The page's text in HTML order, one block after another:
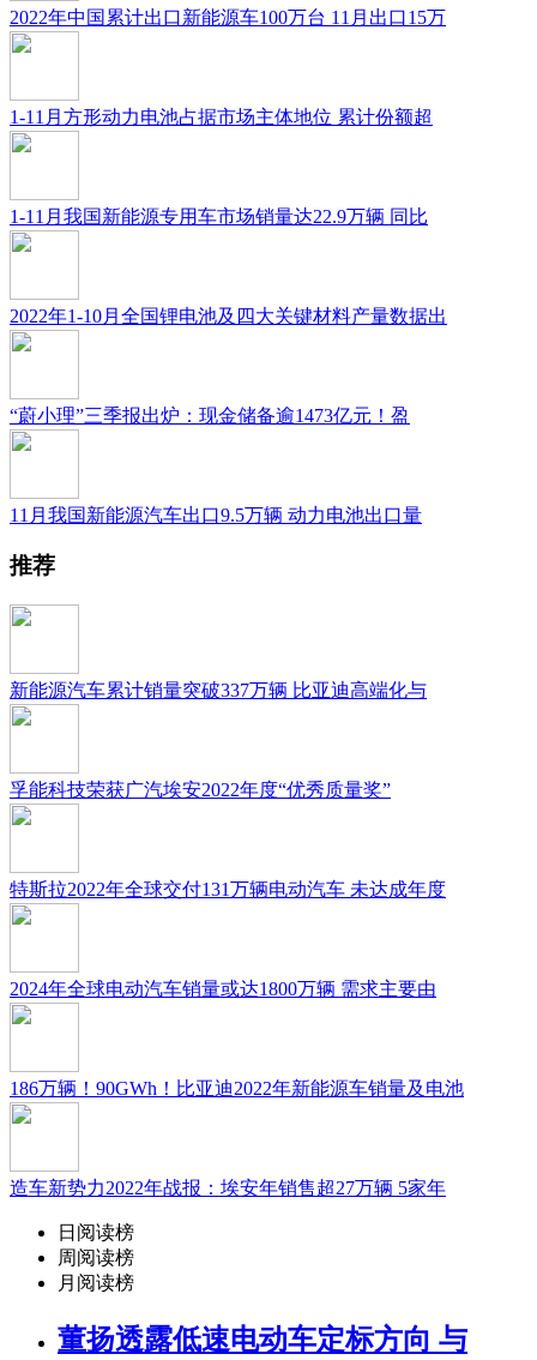
2022年中国累计出口新能源车100万台 11月出口15万
1-11月方形动力电池占据市场主体地位 累计份额超
1-11月我国新能源专用车市场销量达22.9万辆 同比
2022年1-10月全国锂电池及四大关键材料产量数据出
“蔚小理”三季报出炉：现金储备逾1473亿元！盈
11月我国新能源汽车出口9.5万辆 动力电池出口量
推荐
新能源汽车累计销量突破337万辆 比亚迪高端化与
孚能科技荣获广汽埃安2022年度“优秀质量奖”
特斯拉2022年全球交付131万辆电动汽车 未达成年度
2024年全球电动汽车销量或达1800万辆 需求主要由
186万辆！90GWh！比亚迪2022年新能源车销量及电池
造车新势力2022年战报：埃安年销售超27万辆 5家年
日阅读榜
周阅读榜
月阅读榜
董扬透露低速电动车定标方向 与